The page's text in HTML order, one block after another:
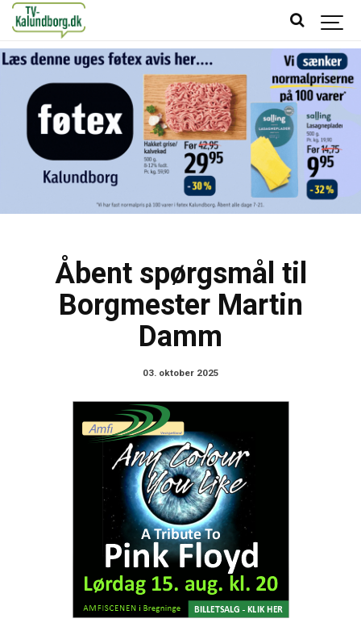
Åbent spørgsmål til
Borgmester Martin
Damm
03. oktober 2025